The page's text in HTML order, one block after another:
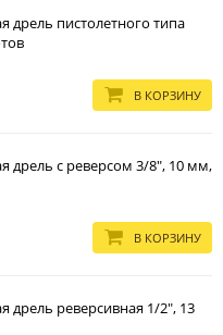
дрель пистолетного типа
В КОРЗИНУ
дрель с реверсом 3/8", 10 мм,
В КОРЗИНУ
дрель реверсивная 1/2", 13